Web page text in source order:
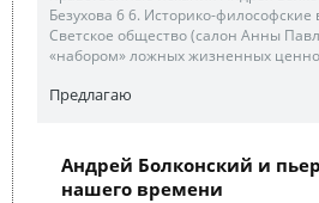
Безухова 6 6. Историко-философские
Светское общество (салон Анны
«набором» ложных жизненных
Предлагаю
Андрей Болконский и
нашего времени